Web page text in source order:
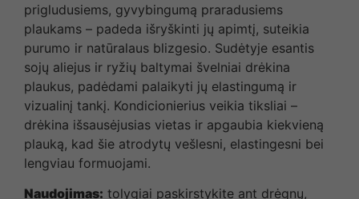
prigludusiems, gyvybingumą praradusiems
plaukams – padeda išryškinti jų apimtį, suteikia
purumo ir natūralaus blizgesio. Sudėtyje esantis
sojų aliejus ir ryžių baltymai švelniai drėkina
plaukus, padėdami palaikyti jų elastingumą ir
vizualinį tankį. Kondicionierius veikia tiksliai –
drėkina išsausėjusias vietas ir apgaubia kiekvieną
plauką, kad šie atrodytų vešlesni, elastingesni bei
lengviau formuojami.
Naudojimas: tolygiai paskirstykite ant drėgnų,